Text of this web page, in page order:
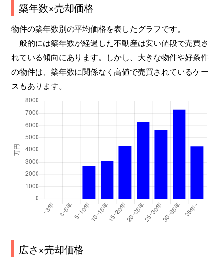
築年数×売却価格
物件の築年数別の平均価格を表したグラフです。
一般的には築年数が経過した不動産は安い値段で売買さ
れている傾向にあります。しかし、大きな物件や好条件
の物件は、築年数に関係なく高値で売買されているケー
スもあります。
広さ×売却価格